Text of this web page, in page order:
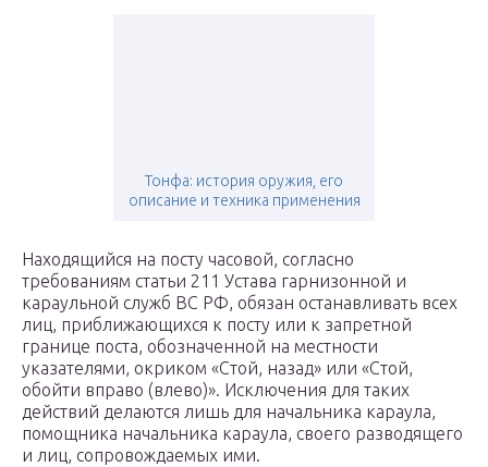
Тонфа: история оружия, его
описание и техника применения
Находящийся на посту часовой, согласно
требованиям статьи 211 Устава гарнизонной и
караульной служб ВС РФ, обязан останавливать всех
лиц, приближающихся к посту или к запретной
границе поста, обозначенной на местности
указателями, окриком «Стой, назад» или «Стой,
обойти вправо (влево)». Исключения для таких
действий делаются лишь для начальника караула,
помощника начальника караула, своего разводящего
и лиц, сопровождаемых ими.